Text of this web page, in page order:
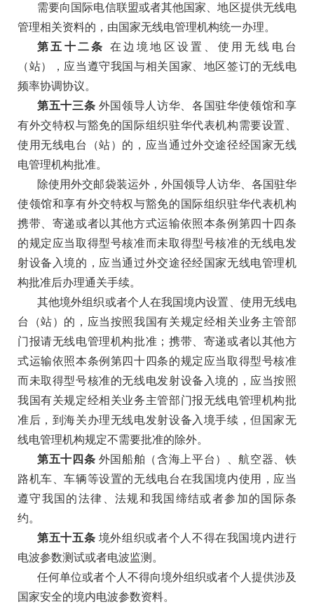
需要向国际电信联盟或者其他国家、地区提供无线电
管理相关资料的，由国家无线电管理机构统一办理。
第五十二条 在边境地区设置、使用无线电台
（站），应当遵守我国与相关国家、地区签订的无线电
频率协调协议。
第五十三条 外国领导人访华、各国驻华使领馆和享
有外交特权与豁免的国际组织驻华代表机构需要设置、
使用无线电台（站）的，应当通过外交途径经国家无线
电管理机构批准。
除使用外交邮袋装运外，外国领导人访华、各国驻华
使领馆和享有外交特权与豁免的国际组织驻华代表机构
携带、寄递或者以其他方式运输依照本条例第四十四条
的规定应当取得型号核准而未取得型号核准的无线电发
射设备入境的，应当通过外交途径经国家无线电管理机
构批准后办理通关手续。
其他境外组织或者个人在我国境内设置、使用无线电
台（站）的，应当按照我国有关规定经相关业务主管部
门报请无线电管理机构批准；携带、寄递或者以其他方
式运输依照本条例第四十四条的规定应当取得型号核准
而未取得型号核准的无线电发射设备入境的，应当按照
我国有关规定经相关业务主管部门报无线电管理机构批
准后，到海关办理无线电发射设备入境手续，但国家无
线电管理机构规定不需要批准的除外。
第五十四条 外国船舶（含海上平台）、航空器、铁
路机车、车辆等设置的无线电台在我国境内使用，应当
遵守我国的法律、法规和我国缔结或者参加的国际条
约。
第五十五条 境外组织或者个人不得在我国境内进行
电波参数测试或者电波监测。
任何单位或者个人不得向境外组织或者个人提供涉及
国家安全的境内电波参数资料。